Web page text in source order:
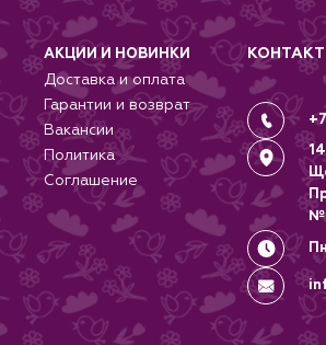
АКЦИИ И НОВИНКИ
Доставка и оплата
Гарантии и возврат
Вакансии
Политика
Соглашение
№